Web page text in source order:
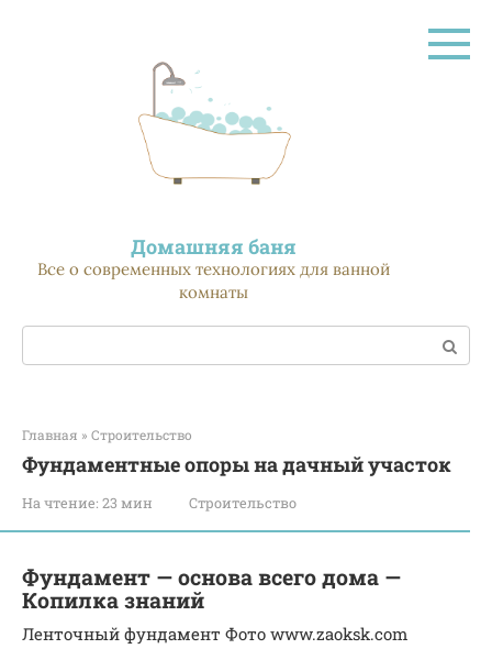
Домашняя баня
Все о современных технологиях для ванной
комнаты
Поиск:
Главная » Строительство
Фундаментные опоры на дачный участок
На чтение: 23 мин Строительство
Фундамент — основа всего дома —
Копилка знаний
Ленточный фундамент Фото www.zaoksk.com